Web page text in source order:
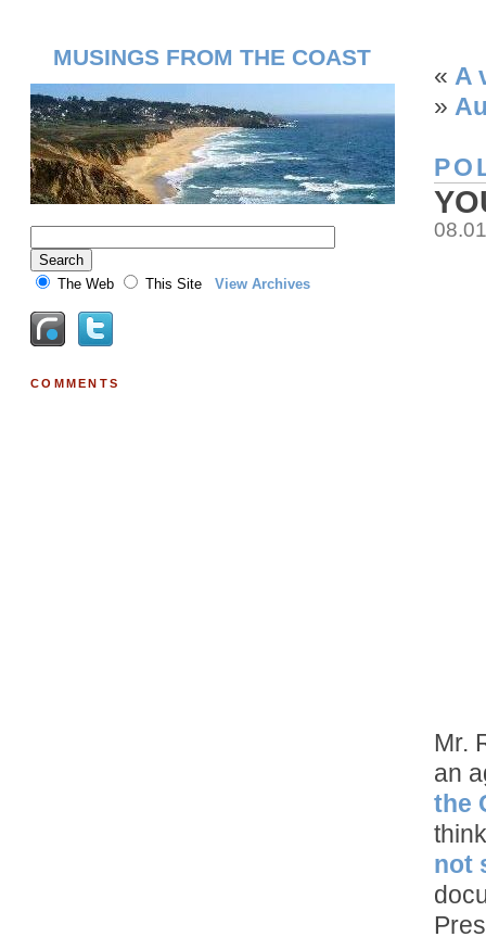
« A
»
Mr.
an
the
not
MUSINGS FROM THE COAST
The Web This Site View Archives
COMMENTS